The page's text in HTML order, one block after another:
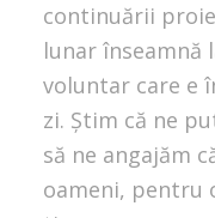
continuării
lunar înseamnă
voluntar care e
zi. Știm că ne
să ne angajăm
oameni, pentru